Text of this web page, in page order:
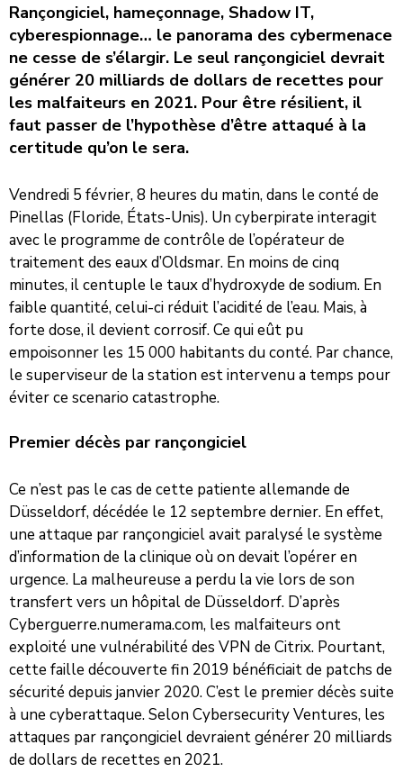
Rançongiciel, hameçonnage, Shadow IT,
cyberespionnage… le panorama des cybermenace
ne cesse de s’élargir. Le seul rançongiciel devrait
générer 20 milliards de dollars de recettes pour
les malfaiteurs en 2021. Pour être résilient, il
faut passer de l’hypothèse d’être attaqué à la
certitude qu’on le sera.
Vendredi 5 février, 8 heures du matin, dans le conté de
Pinellas (Floride, États-Unis). Un cyberpirate interagit
avec le programme de contrôle de l’opérateur de
traitement des eaux d’Oldsmar. En moins de cinq
minutes, il centuple le taux d’hydroxyde de sodium. En
faible quantité, celui-ci réduit l’acidité de l’eau. Mais, à
forte dose, il devient corrosif. Ce qui eût pu
empoisonner les 15 000 habitants du conté. Par chance,
le superviseur de la station est intervenu a temps pour
éviter ce scenario catastrophe.
Premier décès par rançongiciel
Ce n’est pas le cas de cette patiente allemande de
Düsseldorf, décédée le 12 septembre dernier. En effet,
une attaque par rançongiciel avait paralysé le système
d’information de la clinique où on devait l’opérer en
urgence. La malheureuse a perdu la vie lors de son
transfert vers un hôpital de Düsseldorf. D’après
Cyberguerre.numerama.com, les malfaiteurs ont
exploité une vulnérabilité des VPN de Citrix. Pourtant,
cette faille découverte fin 2019 bénéficiait de patchs de
sécurité depuis janvier 2020. C’est le premier décès suite
à une cyberattaque. Selon Cybersecurity Ventures, les
attaques par rançongiciel devraient générer 20 milliards
de dollars de recettes en 2021.